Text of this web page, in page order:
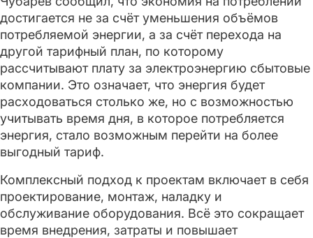
достигается не за счёт уменьшения объёмов
потребляемой энергии, а за счёт перехода на
другой тарифный план, по которому
рассчитывают плату за электроэнергию сбытовые
компании. Это означает, что энергия будет
расходоваться столько же, но с возможностью
учитывать время дня, в которое потребляется
энергия, стало возможным перейти на более
выгодный тариф.
Комплексный подход к проектам включает в себя
проектирование, монтаж, наладку и
обслуживание оборудования. Всё это сокращает
время внедрения, затраты и повышает